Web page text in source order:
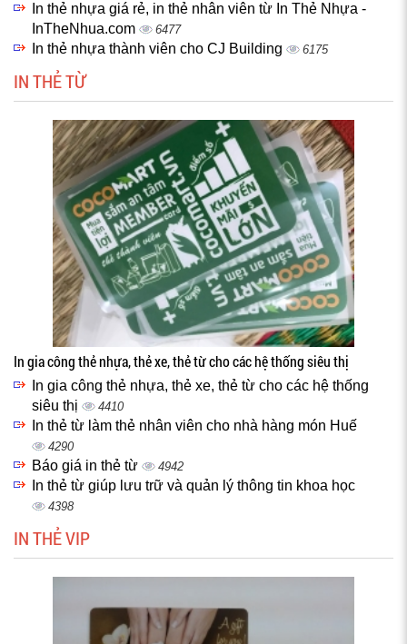
In thẻ nhựa giá rẻ, in thẻ nhân viên từ In Thẻ Nhựa -
InTheNhua.com
6477
In thẻ nhựa thành viên cho CJ Building 6175
IN THẺ TỪ
In gia công thẻ nhựa, thẻ xe, thẻ từ cho các hệ thống siêu thị
In gia công thẻ nhựa, thẻ xe, thẻ từ cho các hệ thống
siêu thị
4410
In thẻ từ làm thẻ nhân viên cho nhà hàng món Huế
4290
Báo giá in thẻ từ 4942
In thẻ từ giúp lưu trữ và quản lý thông tin khoa học
4398
IN THẺ VIP